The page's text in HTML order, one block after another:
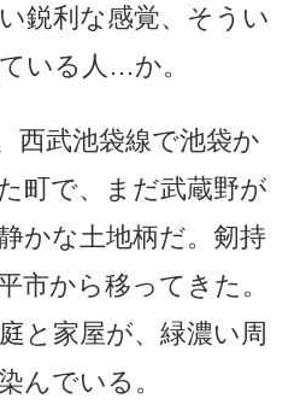
鋭利な感覚、そうい
いる人…か。
西武池袋線で池袋か
町で、まだ武蔵野が
かな土地柄だ。剱持
市から移ってきた。
と家屋が、緑濃い周
んでいる。